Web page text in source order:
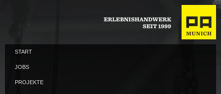
START
JOBS
PROJEKTE